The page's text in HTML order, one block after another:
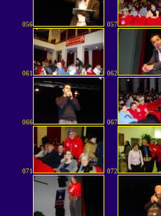
056 057
061 062
066 067
071 072